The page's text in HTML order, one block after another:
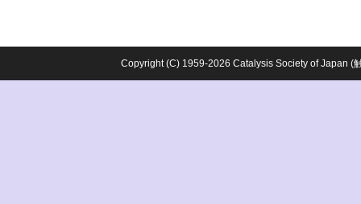
Copyright (C) 1959-2026 Catalysis Society of Japan (